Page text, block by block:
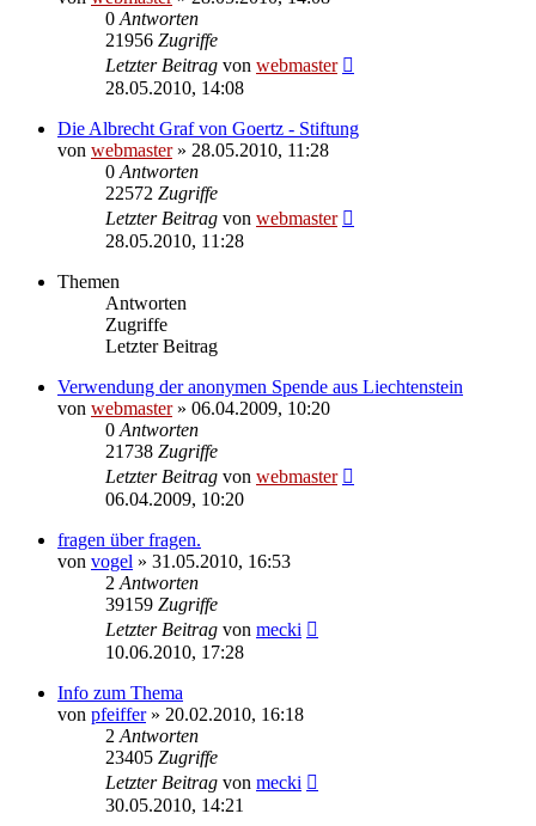
0 Antworten
21956 Zugriffe
Letzter Beitrag von webmaster
28.05.2010, 14:08
Die Albrecht Graf von Goertz - Stiftung
von webmaster» 28.05.2010, 11:28
0 Antworten
22572 Zugriffe
Letzter Beitrag von webmaster
28.05.2010, 11:28
Themen
Antworten
Zugriffe
Letzter Beitrag
Verwendung der anonymen Spende aus Liechtenstein
von webmaster» 06.04.2009, 10:20
0 Antworten
21738 Zugriffe
Letzter Beitrag von webmaster
06.04.2009, 10:20
fragen über fragen.
von vogel » 31.05.2010, 16:53
2 Antworten
39159 Zugriffe
Letzter Beitrag von mecki
10.06.2010, 17:28
Info zum Thema
von pfeiffer» 20.02.2010, 16:18
2 Antworten
23405 Zugriffe
Letzter Beitrag von mecki
30.05.2010, 14:21